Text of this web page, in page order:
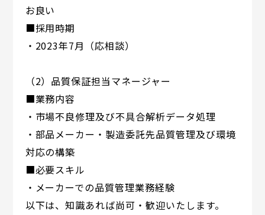
お良い
■採用時期
・2023年7月（応相談）
（2）品質保証担当マネージャー
■業務内容
・市場不良修理及び不具合解析データ処理
・部品メーカー・製造委託先品質管理及び環境
対応の構築
■必要スキル
・メーカーでの品質管理業務経験
以下は、知識あれば尚可・歓迎いたします。